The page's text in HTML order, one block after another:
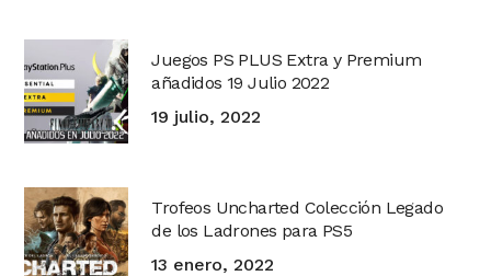
Juegos PS PLUS Extra y Premium
añadidos 19 Julio 2022
19 julio, 2022
Trofeos Uncharted Colección Legado
de los Ladrones para PS5
13 enero, 2022